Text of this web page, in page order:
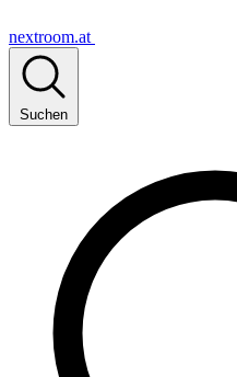
nextroom.at
Suchen